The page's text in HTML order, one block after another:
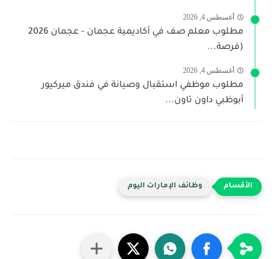
أغسطس 4, 2026
مطلوب معلم صف في أكاديمية عجمان - عجمان 2026
(فرصة...
أغسطس 4, 2026
مطلوب موظفي استقبال وصيانة في فندق ميركيور
أبوظبي داون تاون...
وظائف الإمارات اليوم